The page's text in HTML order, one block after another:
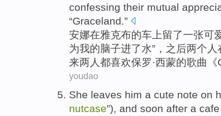
confessing their mutual
“Graceland.”
安娜在雅克布的车上留了一张可
为我的脑子进了水”， 之后两个人
来两人都喜欢保罗·西蒙的歌曲《
youdao
She leaves him a cute note on
nutcase”), and soon after a cafe